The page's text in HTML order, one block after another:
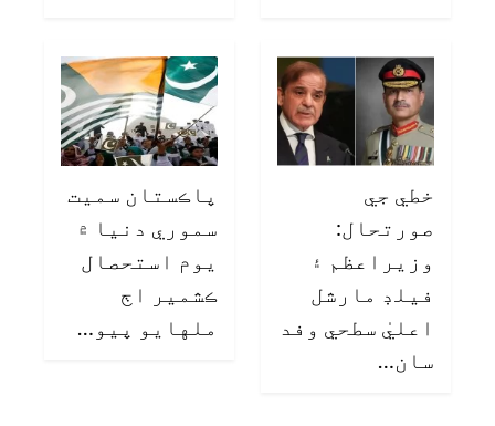
خطي جي
صورتحال:
وزيراعظم ۽
فيلڊ مارشل
اعليٰ سطحي وفد
سان…
پاڪستان سميت
سموري دنيا ۾
يوم استحصال
ڪشمير اڄ
ملهايو پيو…